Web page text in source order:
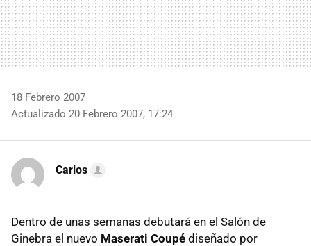
18 Febrero 2007
Actualizado 20 Febrero 2007, 17:24
Carlos
Dentro de unas semanas debutará en el Salón de
Ginebra el nuevo Maserati Coupé diseñado por